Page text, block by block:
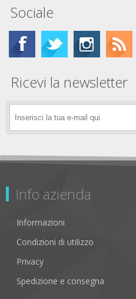
Sociale
Ricevi la newsletter
Info azienda
Informazioni
Condizioni di utilizzo
Privacy
Spedizione e consegna